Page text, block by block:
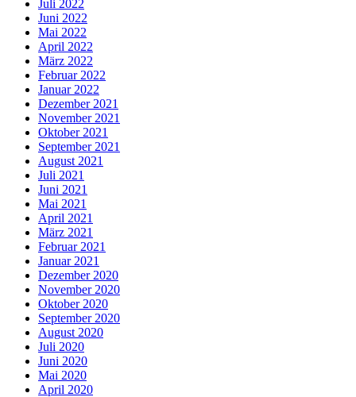
Juli 2022
Juni 2022
Mai 2022
April 2022
März 2022
Februar 2022
Januar 2022
Dezember 2021
November 2021
Oktober 2021
September 2021
August 2021
Juli 2021
Juni 2021
Mai 2021
April 2021
März 2021
Februar 2021
Januar 2021
Dezember 2020
November 2020
Oktober 2020
September 2020
August 2020
Juli 2020
Juni 2020
Mai 2020
April 2020